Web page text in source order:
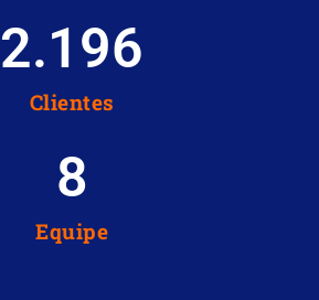
Clientes
2.196
Equipe
8